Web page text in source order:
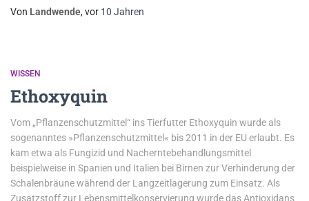
Von Landwende, vor 10 Jahren
WISSEN
Ethoxyquin
Vom „Pflanzenschutzmittel“ ins Tierfutter Ethoxyquin wurde als
sogenanntes »Pflanzenschutzmittel« bis 2011 in der EU erlaubt. Es
kam etwa als Fungizid und Nacherntebehandlungsmittel
beispielweise in Spanien und Italien bei Birnen zur Verhinderung der
Schalenbräune während der Langzeitlagerung zum Einsatz. Als
Zusatzstoff zur Lebensmittelkonservierung wurde das Antioxidans